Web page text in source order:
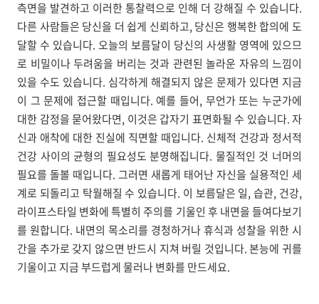
측면을 발견하고 이러한 통찰력으로 인해 더 강해질 수 있습니다.
다른 사람들은 당신을 더 쉽게 신뢰하고, 당신은 행복한 합의에 도
달할 수 있습니다. 오늘의 보름달이 당신의 사생활 영역에 있으므
로 비밀이나 두려움을 버리는 것과 관련된 놀라운 자유의 느낌이
있을 수도 있습니다. 심각하게 해결되지 않은 문제가 있다면 지금
이 그 문제에 접근할 때입니다. 예를 들어, 무언가 또는 누군가에
대한 감정을 묻어왔다면, 이것은 갑자기 표면화될 수 있습니다. 자
신과 애착에 대한 진실에 직면할 때입니다. 신체적 건강과 정서적
건강 사이의 균형의 필요성도 분명해집니다. 물질적인 것 너머의
필요를 돌볼 때입니다. 그러면 새롭게 태어난 자신을 실용적인 세
계로 되돌리고 탁월해질 수 있습니다. 이 보름달은 일, 습관, 건강,
라이프스타일 변화에 특별히 주의를 기울인 후 내면을 들여다보기
를 원합니다. 내면의 목소리를 경청하거나 휴식과 성찰을 위한 시
간을 추가로 갖지 않으면 반드시 지쳐 버릴 것입니다. 본능에 귀를
기울이고 지금 부드럽게 물러나 변화를 만드세요.